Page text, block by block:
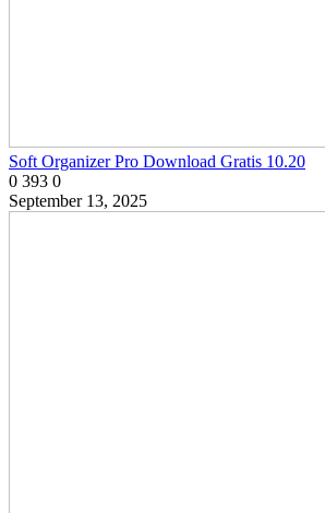
Soft Organizer Pro Download Gratis 10.20
0 393 0
September 13, 2025